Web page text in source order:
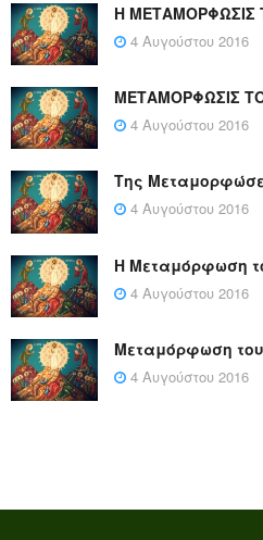
Η ΜΕΤΑΜΟΡΦΩΣΙΣ
4 Αυγούστου 2016
ΜΕΤΑΜΟΡΦΩΣΙΣ
4 Αυγούστου 2016
Της
4 Αυγούστου 2016
Η Μεταμόρφωση
4 Αυγούστου 2016
Μεταμόρφωση
4 Αυγούστου 2016